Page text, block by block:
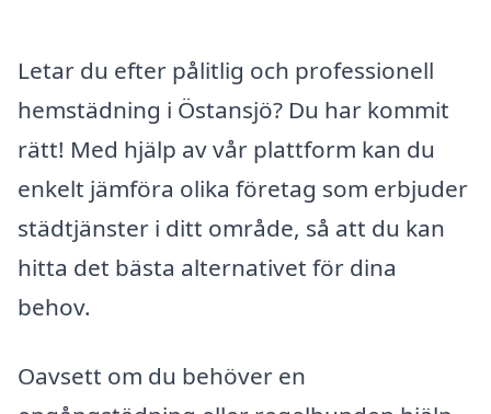
Letar du efter pålitlig och professionell
hemstädning i Östansjö? Du har kommit
rätt! Med hjälp av vår plattform kan du
enkelt jämföra olika företag som erbjuder
städtjänster i ditt område, så att du kan
hitta det bästa alternativet för dina
behov.
Oavsett om du behöver en